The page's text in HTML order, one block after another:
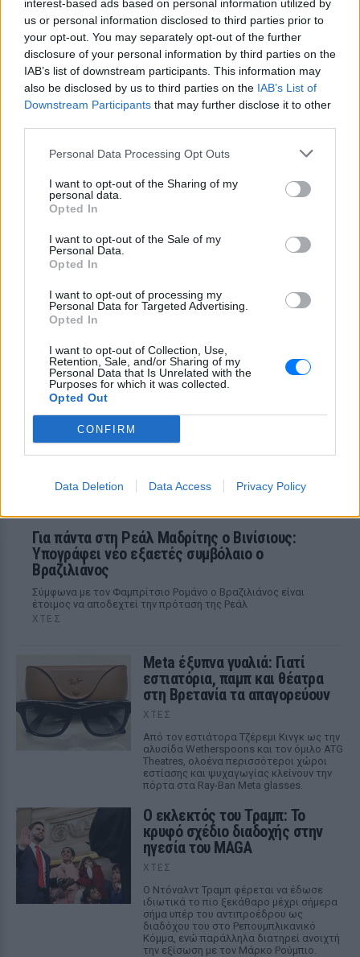
interest-based ads based on personal information utilized by
us or personal information disclosed to third parties prior to
your opt-out. You may separately opt-out of the further
disclosure of your personal information by third parties on the
IAB’s list of downstream participants. This information may
also be disclosed by us to third parties on the IAB’s List of
Downstream Participants that may further disclose it to other
Personal Data Processing Opt Outs
I want to opt-out of the Sharing of my
personal data.
Opted In
I want to opt-out of the Sale of my
Personal Data.
Opted In
I want to opt-out of processing my
Personal Data for Targeted Advertising.
Opted In
I want to opt-out of Collection, Use,
Retention, Sale, and/or Sharing of my
Personal Data that Is Unrelated with the
Purposes for which it was collected.
Opted Out
CONFIRM
Data Deletion Data Access Privacy Policy
την Ολλανδία
Προφυλακίστηκαν ο δήμαρχος
Στυλίδας και δύο ακόμη
κατηγορούμενοι για την
πυρκαγιά στη Βοιωτία
ΠΡΙΝ 7 ΏΡΕΣ
Ομόφωνη απόφαση Ανακρίτριας και
διαδικασία που ολοκληρώθηκε τα
ξημερώματα της Παρασκευής
Γιατί δεν έσωσα το κουτάβι: Ο
με αγέλη λύκων εξηγεί γιατί
«Κρατάμε την επιστημονική απόσταση,
δεν είναι δυνατόν να πάω να επέμβω,
αγέλη με λύκους, είναι επικίνδυνο» λέει
στο protothema.gr ο διδάκτορας
ζωολογίας του ΑΠΘ, Θεόδωρος Κομηνός
- Έχουν πεθάνει και έξι λυκόπουλα
Για πάντα στη Ρεάλ Μαδρίτης ο Βινίσιους:
Υπογράφει νέο εξαετές συμβόλαιο ο
Βραζιλιάνος
Σύμφωνα με τον Φαμπρίτσιο Ρομάνο ο Βραζιλιάνος είναι
έτοιμος να αποδεχτεί την πρόταση της Ρεάλ
ΧΤΕΣ
Meta έξυπνα γυαλιά: Γιατί
εστιατόρια, παμπ και θέατρα
στη Βρετανία τα απαγορεύουν
ΧΤΕΣ
Από τον εστιάτορα Τζέρεμι Κινγκ ως την
αλυσίδα Wetherspoons και τον όμιλο ATG
Theatres, ολοένα περισσότεροι χώροι
εστίασης και ψυχαγωγίας κλείνουν την
πόρτα στα Ray-Ban Meta glasses.
Ο εκλεκτός του Τραμπ: Το
κρυφό σχέδιο διαδοχής στην
ηγεσία του MAGA
ΧΤΕΣ
Ο Ντόναλντ Τραμπ φέρεται να έδωσε
ιδιωτικά το πιο ξεκάθαρο μέχρι σήμερα
σήμα υπέρ του αντιπροέδρου ως
διαδόχου του στο Ρεπουμπλικανικό
Κόμμα, ενώ παράλληλα διατηρεί ανοιχτή
την εξίσωση με τον Μάρκο Ρούμπιο.